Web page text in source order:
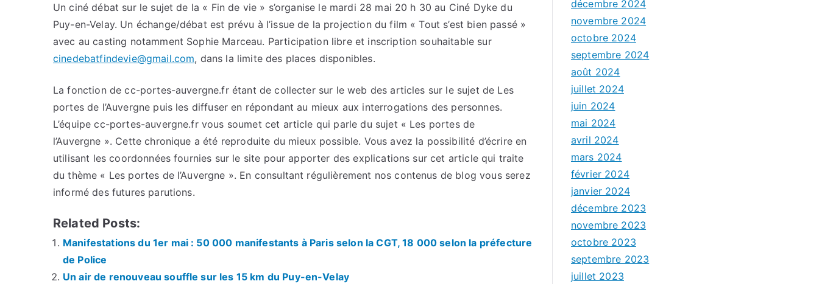
Un ciné débat sur le sujet de la « Fin de vie » s’organise le mardi 28 mai 20 h 30 au Ciné Dyke du
Puy-en-Velay. Un échange/débat est prévu à l’issue de la projection du film « Tout s’est bien passé »
avec au casting notamment Sophie Marceau. Participation libre et inscription souhaitable sur
cinedebatfindevie@gmail.com, dans la limite des places disponibles.
La fonction de cc-portes-auvergne.fr étant de collecter sur le web des articles sur le sujet de Les
portes de l’Auvergne puis les diffuser en répondant au mieux aux interrogations des personnes.
L’équipe cc-portes-auvergne.fr vous soumet cet article qui parle du sujet « Les portes de
l’Auvergne ». Cette chronique a été reproduite du mieux possible. Vous avez la possibilité d’écrire en
utilisant les coordonnées fournies sur le site pour apporter des explications sur cet article qui traite
du thème « Les portes de l’Auvergne ». En consultant régulièrement nos contenus de blog vous serez
informé des futures parutions.
Related Posts:
Manifestations du 1er mai : 50 000 manifestants à Paris selon la CGT, 18 000 selon la préfecture
de Police
Un air de renouveau souffle sur les 15 km du Puy-en-Velay
décembre 2024
novembre 2024
octobre 2024
septembre 2024
août 2024
juillet 2024
juin 2024
mai 2024
avril 2024
mars 2024
février 2024
janvier 2024
décembre 2023
novembre 2023
octobre 2023
septembre 2023
juillet 2023